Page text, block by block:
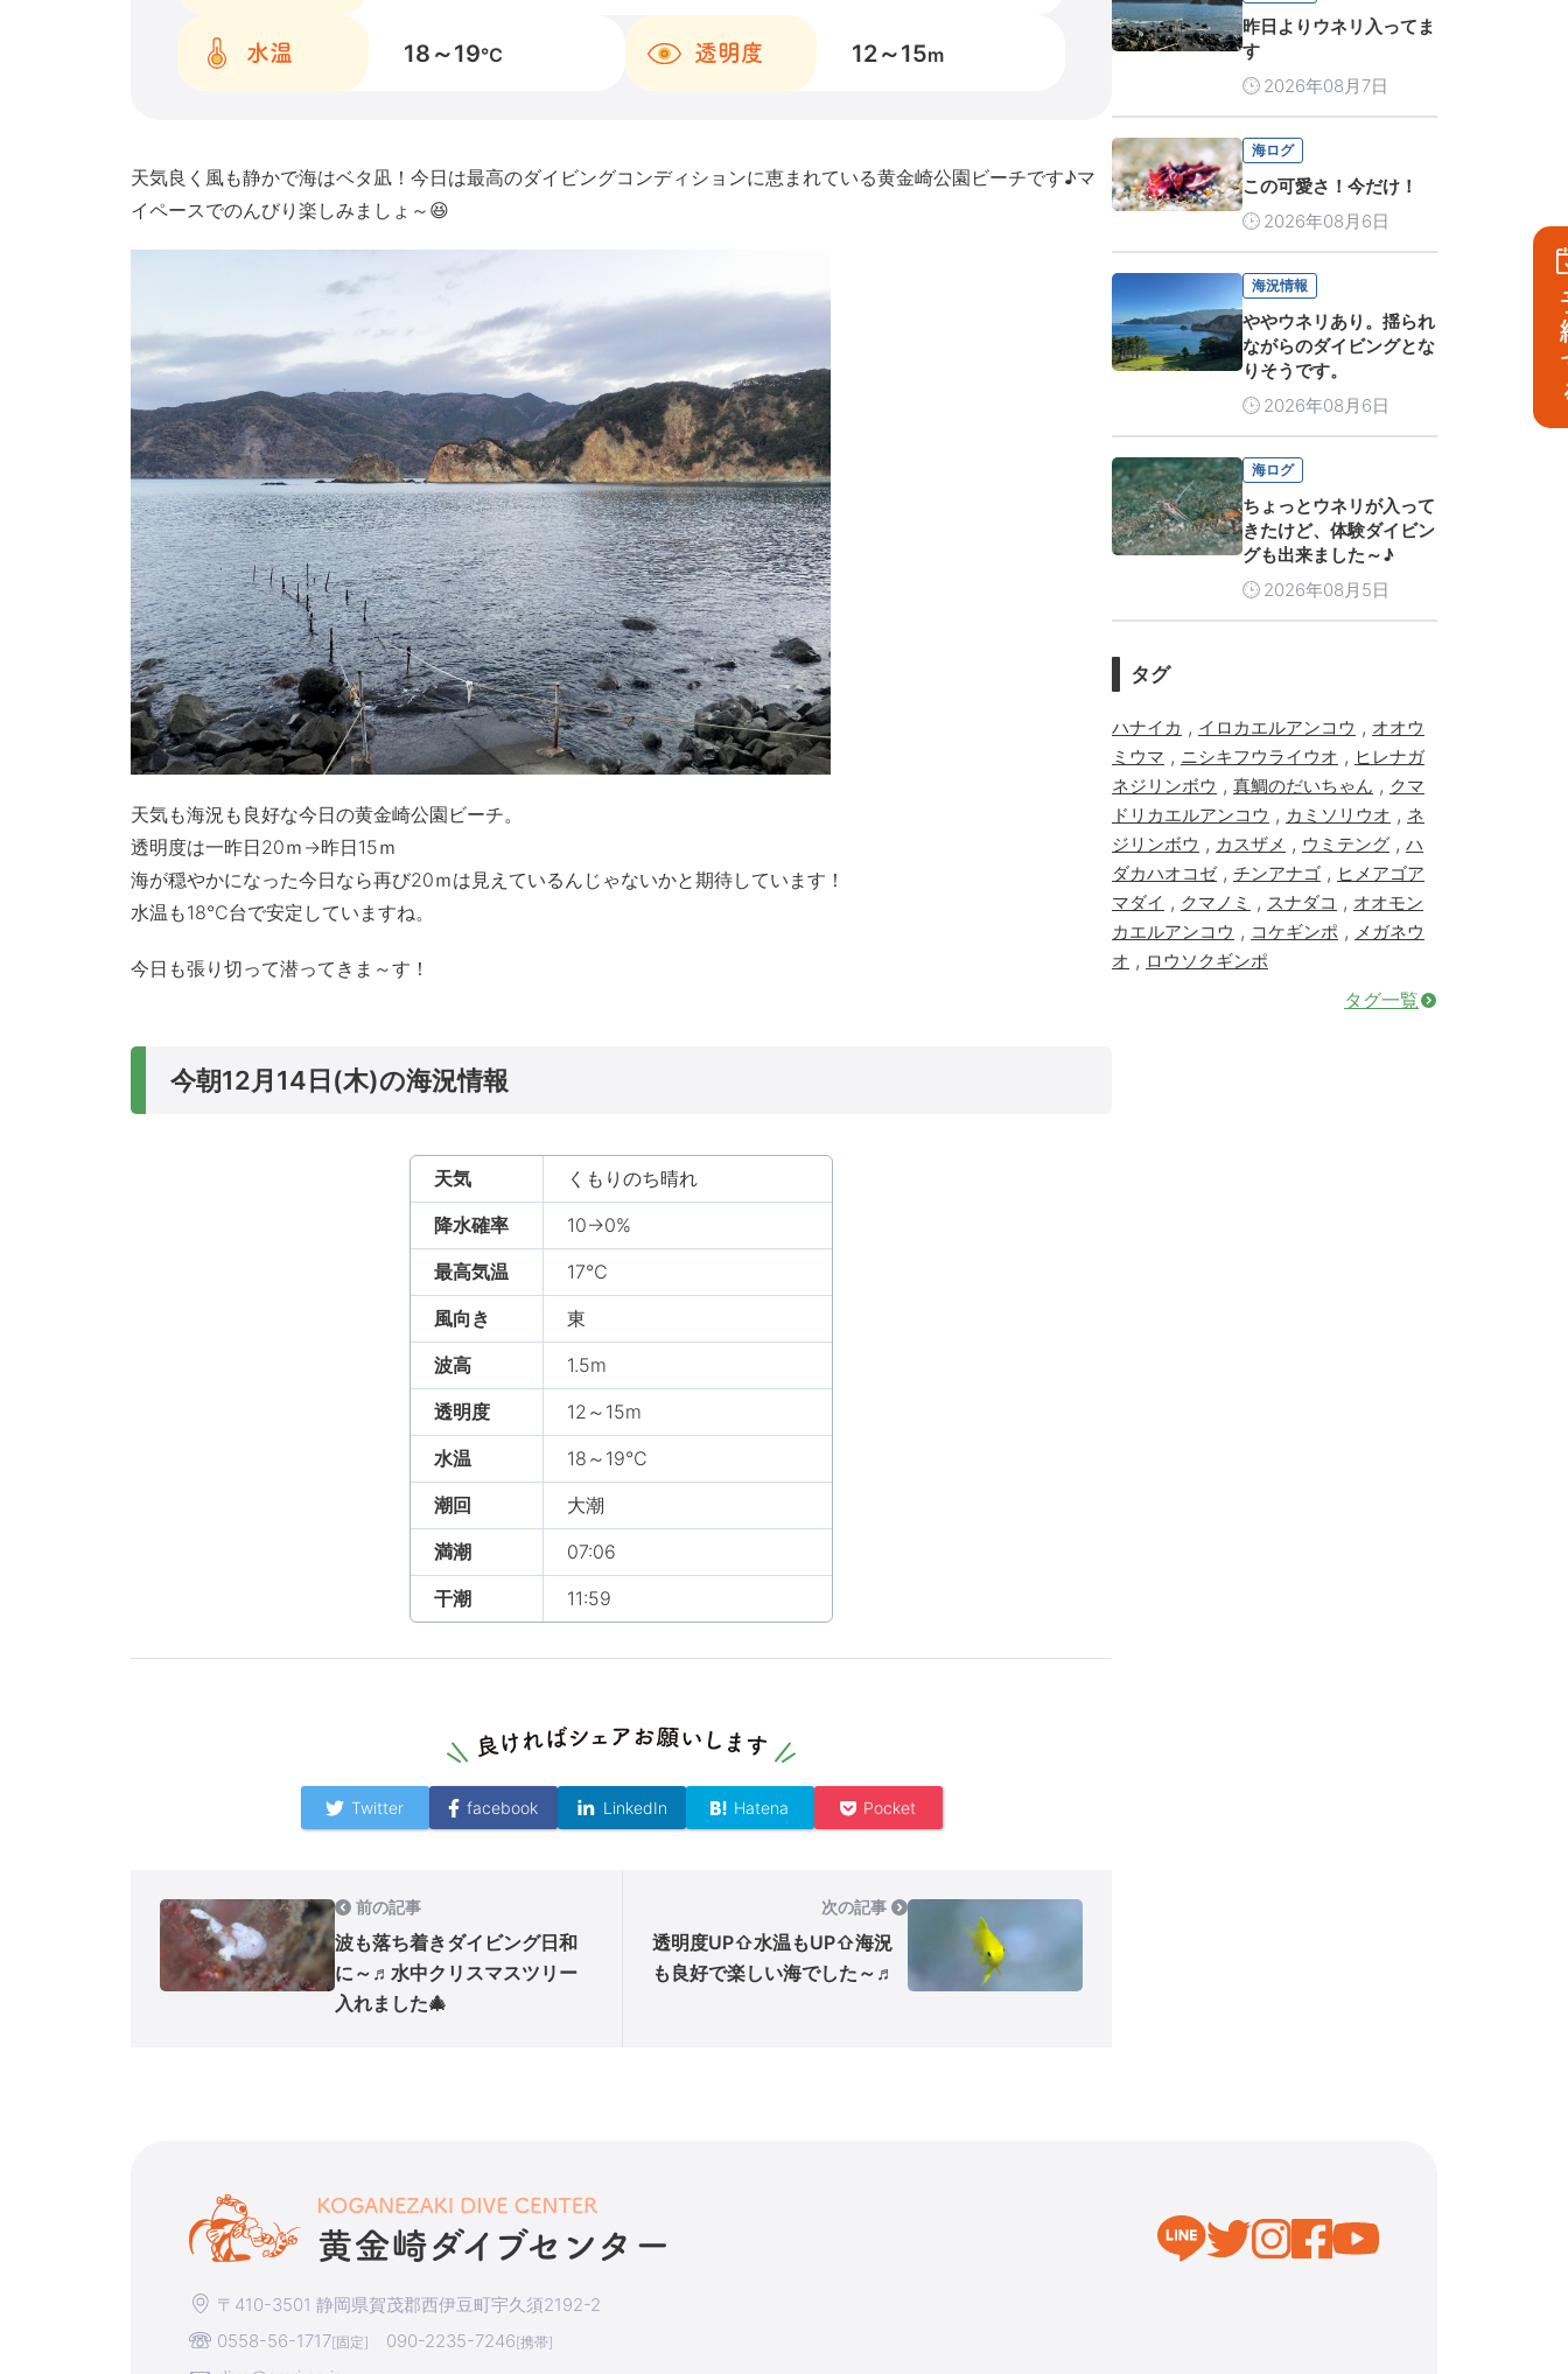
水温 18～19℃ 透明度 12～15m
天気良く風も静かで海はベタ凪！今日は最高のダイビングコンディションに恵まれている黄金崎公園ビーチです♪マ
イペースでのんびり楽しみましょ～😆
天気も海況も良好な今日の黄金崎公園ビーチ。
透明度は一昨日20ｍ→昨日15ｍ
海が穏やかになった今日なら再び20ｍは見えているんじゃないかと期待しています！
水温も18℃台で安定していますね。
今日も張り切って潜ってきま～す！
今朝12月14日(木)の海況情報
天気
くもりのち晴れ
降水確率
10→0%
最高気温
17℃
風向き
東
波高
1.5m
透明度
12～15m
水温
18～19℃
潮回
大潮
満潮
07:06
干潮
11:59
Twitter facebook LinkedIn Hatena Pocket
前の記事
波も落ち着きダイビング日和
に～♬水中クリスマスツリー
入れました🎄
次の記事
透明度UP⇧水温もUP⇧海況
も良好で楽しい海でした～♬
昨日よりウネリ入ってま
す
2026年08月7日
海ログ
この可愛さ！今だけ！
2026年08月6日
海況情報
ややウネリあり。揺られ
ながらのダイビングとな
りそうです。
2026年08月6日
海ログ
ちょっとウネリが入って
きたけど、体験ダイビン
グも出来ました～♪
2026年08月5日
タグ
ハナイカ , イロカエルアンコウ , オオウ
ミウマ , ニシキフウライウオ , ヒレナガ
ネジリンボウ , 真鯛のだいちゃん , クマ
ドリカエルアンコウ , カミソリウオ , ネ
ジリンボウ , カスザメ , ウミテング , ハ
ダカハオコゼ, チンアナゴ , ヒメアゴア
マダイ , クマノミ , スナダコ , オオモン
カエルアンコウ , コケギンポ , メガネウ
オ , ロウソクギンポ
タグ一覧
〒410-3501 静岡県賀茂郡西伊豆町宇久須2192-2
0558-56-1717[固定] 090-2235-7246[携帯]